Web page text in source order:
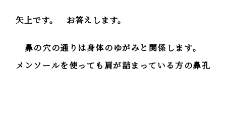
矢上です。 お答えします。
鼻の穴の通りは身体のゆがみと関係します。
メンソールを使っても肩が詰まっている方の鼻孔